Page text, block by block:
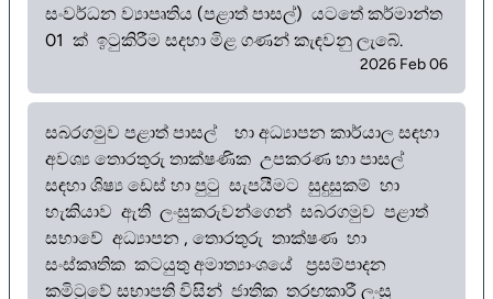
සංවර්ධන ව්‍යාපෘතිය (පළාත් පාසල්) යටතේ කර්මාන්ත
01 ක් ඉටුකිරීම සදහා මිළ ගණන් කැඳවනු ලැබේ.
2026 Feb 06
සබරගමුව පළාත් පාසල් හා අධ්‍යාපන කාර්යාල සඳහා
අවශ්‍ය තොරතුරු තාක්ෂණික උපකරණ හා පාසල්
සඳහා ශිෂ්‍ය ඩෙස් හා පුටු සැපයීමට සුදුසුකම් හා
හැකියාව ඇති ලංසුකරුවන්ගෙන් සබරගමුව පළාත්
සභාවේ අධ්‍යාපන , තොරතුරු තාක්ෂණ හා
සංස්කෘතික කටයුතු අමාත්‍යාංශයේ ප්‍රසම්පාදන
කමිටුවේ සභාපති විසින් ජාතික තරඟකාරී ලංසු